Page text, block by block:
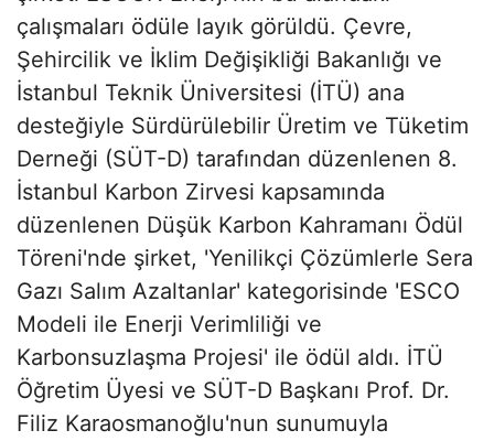
çalışmaları ödüle layık görüldü. Çevre,
Şehircilik ve İklim Değişikliği Bakanlığı ve
İstanbul Teknik Üniversitesi (İTÜ) ana
desteğiyle Sürdürülebilir Üretim ve Tüketim
Derneği (SÜT-D) tarafından düzenlenen 8.
İstanbul Karbon Zirvesi kapsamında
düzenlenen Düşük Karbon Kahramanı Ödül
Töreni'nde şirket, 'Yenilikçi Çözümlerle Sera
Gazı Salım Azaltanlar' kategorisinde 'ESCO
Modeli ile Enerji Verimliliği ve
Karbonsuzlaşma Projesi' ile ödül aldı. İTÜ
Öğretim Üyesi ve SÜT-D Başkanı Prof. Dr.
Filiz Karaosmanoğlu'nun sunumuyla